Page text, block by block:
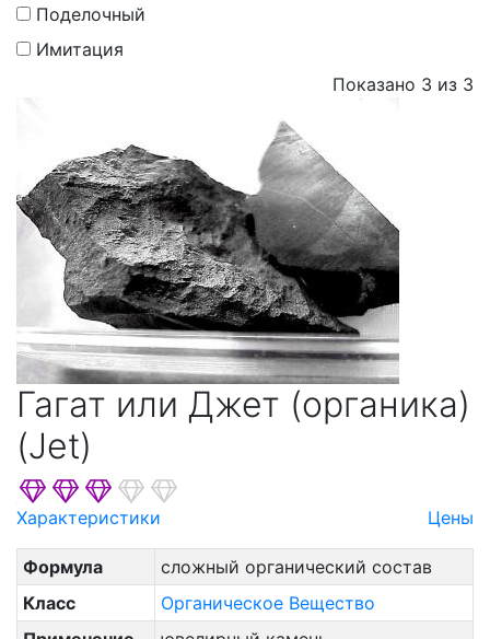
Граната
Гумита
Кальцита
Кварца
Марказита
Оливина
Пирита
Пироксенов
Пироксеноидов
Платины
Подгруппа Шпинели
Полевых Шпатов
Рутила
Серпентина
Скаполита
Поделочный
Имитация
Показано 3 из 3
Гагат или Джет (органика)
(Jet)
Характеристики Цены
Формула
сложный органический состав
Класс
Органическое Вещество